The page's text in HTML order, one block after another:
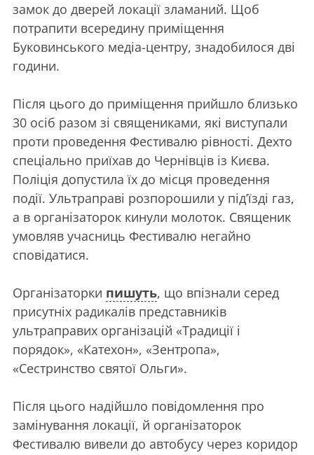
замок до дверей локації зламаний. Щоб
потрапити всередину приміщення
Буковинського медіа-центру, знадобилося дві
години.
Після цього до приміщення прийшло близько
30 осіб разом зі священиками, які виступали
проти проведення Фестивалю рівності. Дехто
спеціально приїхав до Чернівців із Києва.
Поліція допустила їх до місця проведення
події. Ультраправі розпорошили у під’їзді газ,
а в організаторок кинули молоток. Священик
умовляв учасниць Фестивалю негайно
сповідатися.
Організаторки пишуть, що впізнали серед
присутніх радикалів представників
ультраправих організацій «Традиції і
порядок», «Катехон», «Зентропа»,
«Сестринство святої Ольги».
Після цього надійшло повідомлення про
замінування локації, й організаторок
Фестивалю вивели до автобусу через коридор